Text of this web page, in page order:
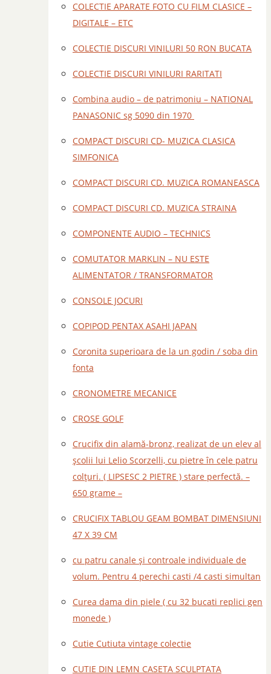
COLECTIE APARATE FOTO CU FILM CLASICE –
DIGITALE – ETC
COLECTIE DISCURI VINILURI 50 RON BUCATA
COLECTIE DISCURI VINILURI RARITATI
Combina audio – de patrimoniu – NATIONAL
PANASONIC sg 5090 din 1970
COMPACT DISCURI CD- MUZICA CLASICA
SIMFONICA
COMPACT DISCURI CD. MUZICA ROMANEASCA
COMPACT DISCURI CD. MUZICA STRAINA
COMPONENTE AUDIO – TECHNICS
COMUTATOR MARKLIN – NU ESTE
ALIMENTATOR / TRANSFORMATOR
CONSOLE JOCURI
COPIPOD PENTAX ASAHI JAPAN
Coronita superioara de la un godin / soba din
fonta
CRONOMETRE MECANICE
CROSE GOLF
Crucifix din alamă-bronz, realizat de un elev al
școlii lui Lelio Scorzelli, cu pietre în cele patru
colțuri. ( LIPSESC 2 PIETRE ) stare perfectă. –
650 grame –
CRUCIFIX TABLOU GEAM BOMBAT DIMENSIUNI
47 X 39 CM
cu patru canale și controale individuale de
volum. Pentru 4 perechi casti /4 casti simultan
Curea dama din piele ( cu 32 bucati replici gen
monede )
Cutie Cutiuta vintage colectie
CUTIE DIN LEMN CASETA SCULPTATA